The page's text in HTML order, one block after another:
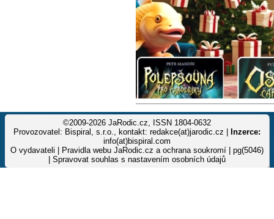
©2009-2026 JaRodic.cz, ISSN 1804-0632
Provozovatel: Bispiral, s.r.o., kontakt: redakce(at)jarodic.cz |
Inzerce:
info(at)bispiral.com
O vydavateli
Pravidla webu JaRodic.cz a ochrana soukromí | pg(5046)
Spravovat souhlas s nastavením osobních údajů